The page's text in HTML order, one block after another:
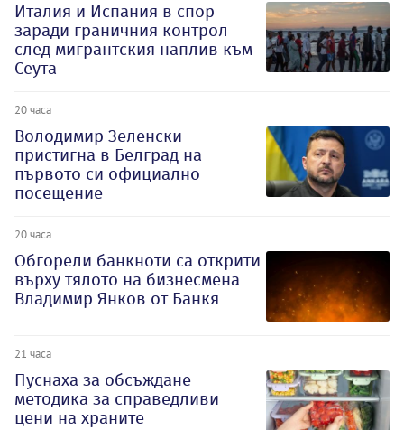
Италия и Испания в спор
заради граничния контрол
след мигрантския наплив към
Сеута
20 часа
Володимир Зеленски
пристигна в Белград на
първото си официално
посещение
20 часа
Обгорели банкноти са открити
върху тялото на бизнесмена
Владимир Янков от Банкя
21 часа
Пуснаха за обсъждане
методика за справедливи
цени на храните